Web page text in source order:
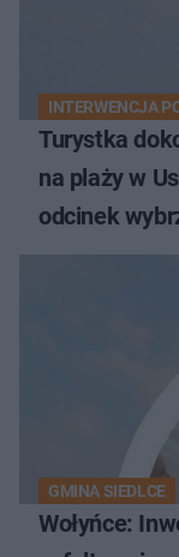
INTERWENCJA
Turystka
na plaży w
odcinek
GMINA SIEDLCE
Wołyńce: